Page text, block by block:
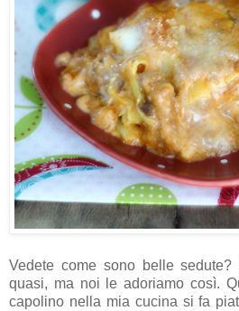
Vedete come sono belle sedute?
quasi, ma noi le adoriamo così.
capolino nella mia cucina si fa